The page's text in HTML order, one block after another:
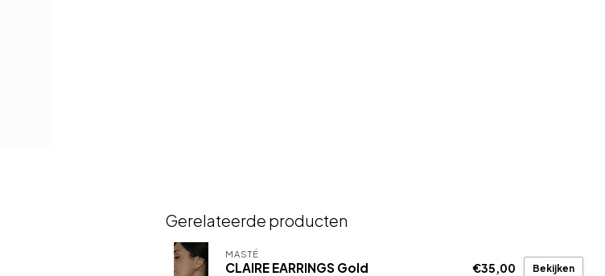
Gerelateerde producten
MASTÉ
CLAIRE EARRINGS Gold €35,00 Bekijken